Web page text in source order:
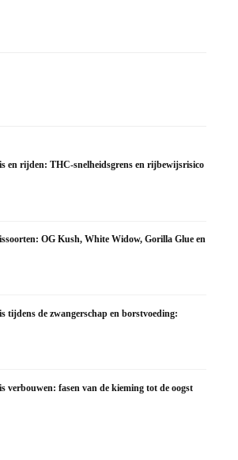
en rijden: THC-snelheidsgrens en rijbewijsrisico
OG Kush, White Widow, Gorilla Glue en
tijdens de zwangerschap en borstvoeding:
verbouwen: fasen van de kieming tot de oogst